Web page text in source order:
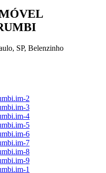
SP, Belenzinho